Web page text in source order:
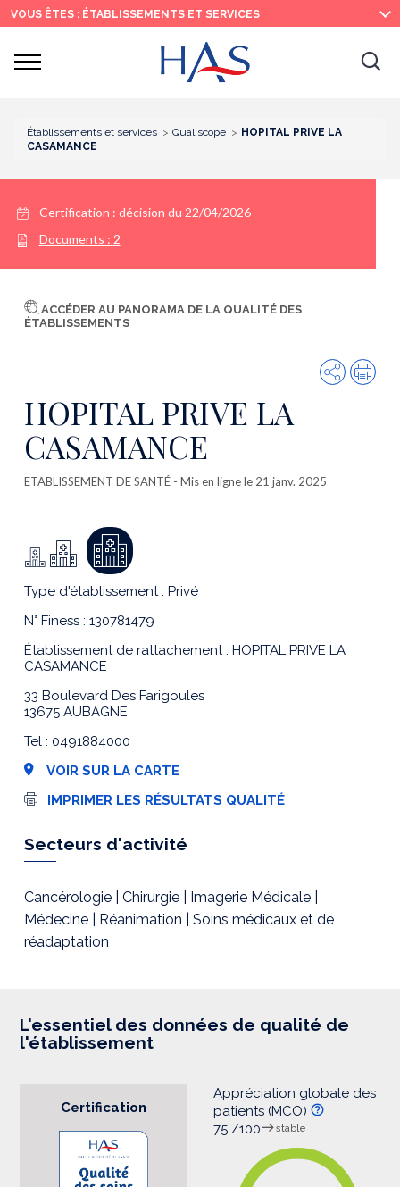
Recherche
Menu
principal
Contenu
principal
VOUS ÊTES : ÉTABLISSEMENTS ET SERVICES
Ouvrir
Établissements et services Qualiscope
HOPITAL PRIVE LA
CASAMANCE
Certification : décision du 22/04/2026
Documents : 2
ACCÉDER AU PANORAMA DE LA QUALITÉ DES
ÉTABLISSEMENTS
Partager
HOPITAL PRIVE LA
CASAMANCE
ETABLISSEMENT DE SANTÉ - Mis en ligne le 21 janv. 2025
Type d'établissement : Privé
N° Finess : 130781479
Établissement de rattachement : HOPITAL PRIVE LA
CASAMANCE
33 Boulevard Des Farigoules
13675 AUBAGNE
Tel : 0491884000
VOIR SUR LA CARTE
I
e
s
i
o
n
IMPRIMER LES RÉSULTATS QUALITÉ
Secteurs d'activité
Cancérologie | Chirurgie | Imagerie Médicale |
Médecine | Réanimation | Soins médicaux et de
réadaptation
L'essentiel des données de qualité de
l'établissement
Certification
Appréciation globale des
patients (MCO)
75 /100
stable